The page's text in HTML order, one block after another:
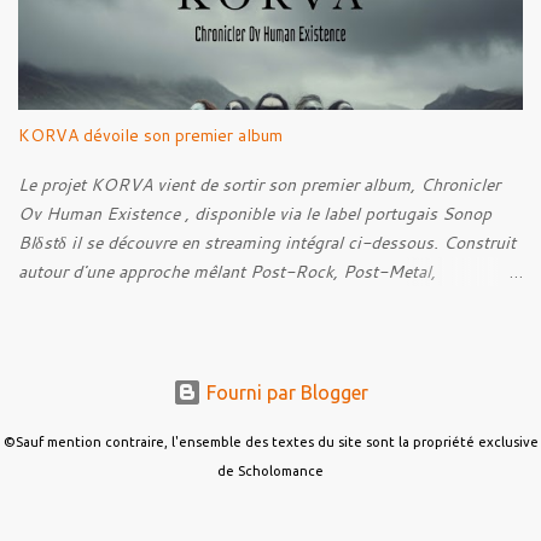
KORVA dévoile son premier album
Le projet KORVA vient de sortir son premier album, Chronicler
Ov Human Existence , disponible via le label portugais Sonop
Blδstδ il se découvre en streaming intégral ci-dessous. Construit
autour d'une approche mêlant Post-Rock, Post-Metal,
l'humanité, recueille ses histoires et conserve les traces de ce qui
expériences individuelles. L'album aborde ainsi la solitude, le
deuil, la connexion aux autres, la transformation et la recherche
Fourni par Blogger
©Sauf mention contraire, l'ensemble des textes du site sont la propriété exclusive
de Scholomance